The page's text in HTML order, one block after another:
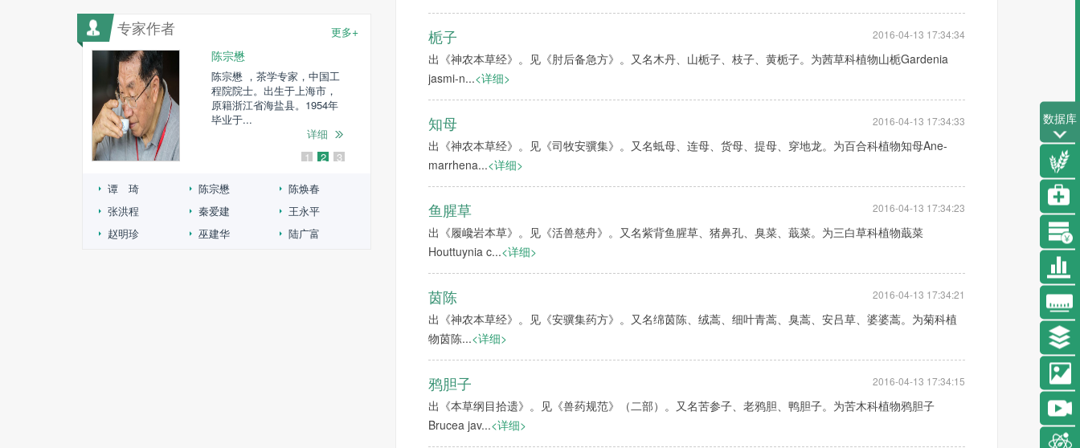
更多+
专家作者
陈宗懋
陈宗懋 ，茶学专家，中国工
程院院士。出生于上海市，
原籍浙江省海盐县。1954年
毕业于...
详细
陈焕春
成就荣誉： 在动物流感、动
菌病等重大人畜共患病，以
谭 琦
与产品学会副主席，国际蘑
1
2 3
谭 琦 陈宗懋
陈焕春
张洪程
秦爱建
王永平
赵明珍
巫建华 陆广富
栀子 2016-04-13 17:34:34
出《神农本草经》。见《肘后备急方》。又名木丹、山栀子、枝子、黄栀子。为茜草科植物山栀Gardenia
jasmi-n...<详细>
知母 2016-04-13 17:34:33
出《神农本草经》。见《司牧安骥集》。又名蚳母、连母、货母、提母、穿地龙。为百合科植物知母Ane-
marrhena...<详细>
鱼腥草 2016-04-13 17:34:23
出《履巉岩本草》。见《活兽慈舟》。又名紫背鱼腥草、猪鼻孔、臭菜、蕺菜。为三白草科植物蕺菜
Houttuynia c...<详细>
茵陈 2016-04-13 17:34:21
出《神农本草经》。见《安骥集药方》。又名绵茵陈、绒蒿、细叶青蒿、臭蒿、安吕草、婆婆蒿。为菊科植
物茵陈...<详细>
鸦胆子 2016-04-13 17:34:15
出《本草纲目拾遗》。见《兽药规范》（二部）。又名苦参子、老鸦胆、鸭胆子。为苦木科植物鸦胆子
Brucea jav...<详细>
数据库